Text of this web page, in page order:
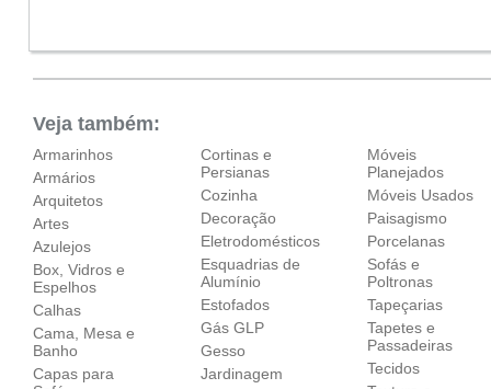
Veja também:
Armarinhos
Armários
Arquitetos
Artes
Azulejos
Box, Vidros e
Espelhos
Calhas
Cama, Mesa e
Banho
Capas para
Cortinas e
Persianas
Cozinha
Decoração
Eletrodomésticos
Esquadrias de
Alumínio
Estofados
Gás GLP
Gesso
Jardinagem
Móveis
Planejados
Móveis Usados
Paisagismo
Porcelanas
Sofás e
Poltronas
Tapeçarias
Tapetes e
Passadeiras
Tecidos